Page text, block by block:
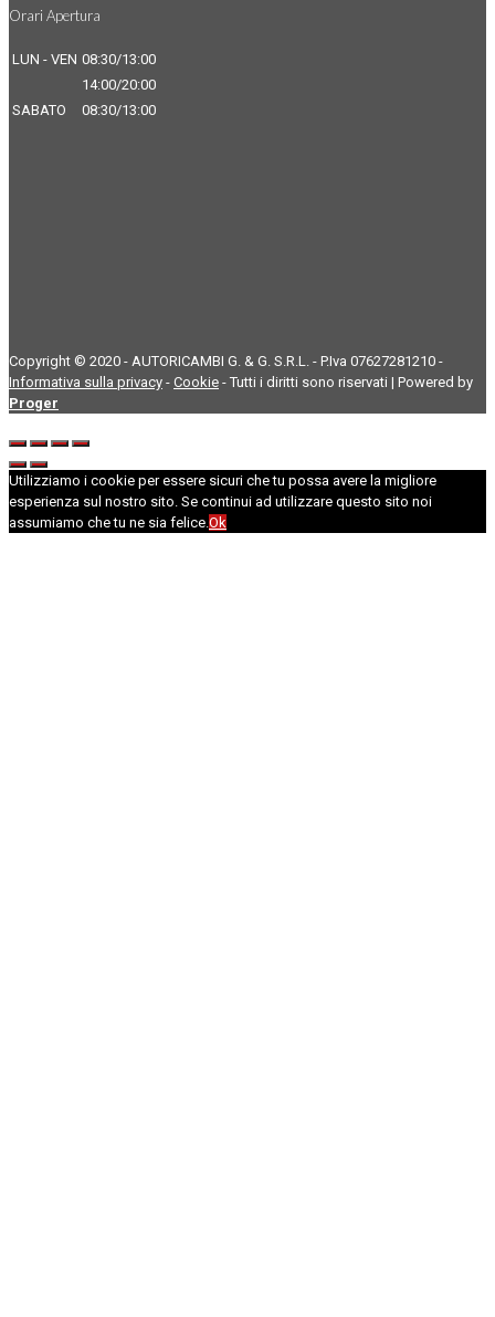
Orari Apertura
LUN - VEN 08:30/13:00
14:00/20:00
SABATO
08:30/13:00
Copyright © 2020 - AUTORICAMBI G. & G. S.R.L. - P.Iva 07627281210 -
Informativa sulla privacy - Cookie - Tutti i diritti sono riservati | Powered by
Proger
Utilizziamo i cookie per essere sicuri che tu possa avere la migliore
esperienza sul nostro sito. Se continui ad utilizzare questo sito noi
assumiamo che tu ne sia felice.Ok